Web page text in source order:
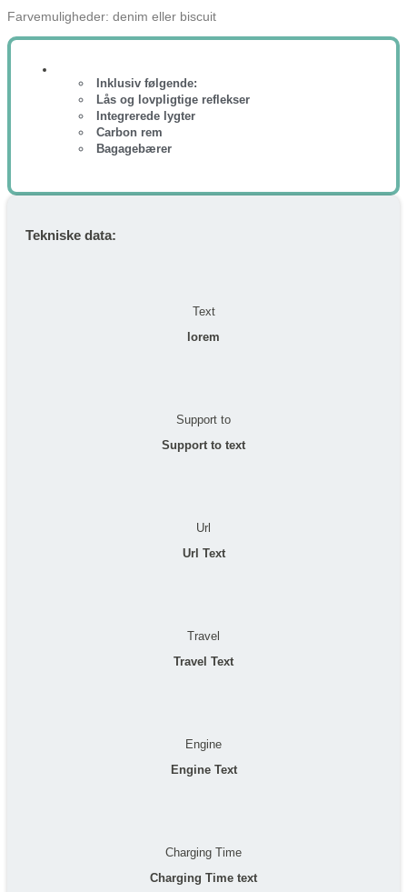
Farvemuligheder: denim eller biscuit
Inklusiv følgende:
Lås og lovpligtige reflekser
Integrerede lygter
Carbon rem
Bagagebærer
Tekniske data:
Text
lorem
Support to
Support to text
Url
Url Text
Travel
Travel Text
Engine
Engine Text
Charging Time
Charging Time text